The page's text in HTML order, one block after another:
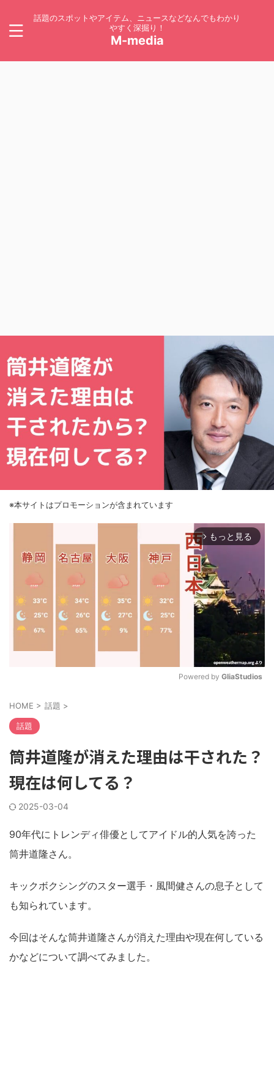
話題のスポットやアイテム、ニュースなどなんでもわかり
やすく深掘り！
M-media
※本サイトはプロモーションが含まれています
arrow_forward_ios もっと見る
Powered by GliaStudios
HOME > 話題 >
話題
筒井道隆が消えた理由は干された？
現在は何してる？
2025-03-04
90年代にトレンディ俳優としてアイドル的人気を誇った
筒井道隆さん。
キックボクシングのスター選手・風間健さんの息子として
も知られています。
今回はそんな筒井道隆さんが消えた理由や現在何している
かなどについて調べてみました。